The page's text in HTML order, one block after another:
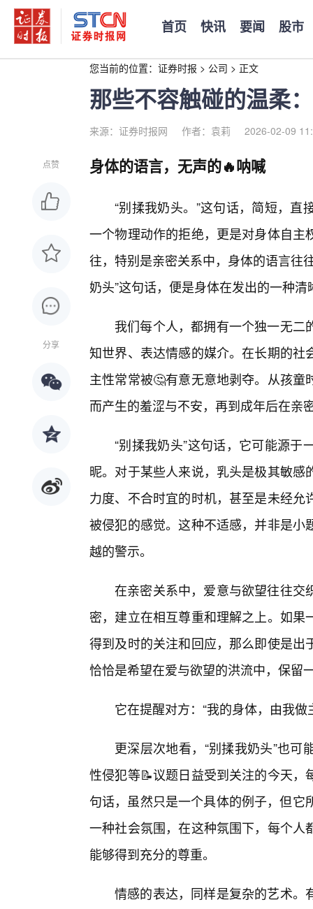
首页 快讯 要闻 股市
您当前的位置： 证券时报 > 公司 > 正文
那些不容触碰的温柔
来源：证券时报网 作者：袁莉 2026-02-09
点赞
分享
身体的语言，无声的🔥呐喊
“别揉我奶头。”这句话，简短，
一个物理动作的拒绝，更是对身体自
往，特别是亲密关系中，身体的语言往
奶头”这句话，便是身体在发出的一种
我们每个人，都拥有一个独一无
知世界、表达情感的媒介。在长期的
主性常常被🤔有意无意地剥夺。从孩
而产生的羞涩与不安，再到成年后在亲
“别揉我奶头”这句话，它可能源
昵。对于某些人来说，乳头是极其敏
力度、不合时宜的时机，甚至是未经
被侵犯的感觉。这种不适感，并非是
越的警示。
在亲密关系中，爱意与欲望往往交
密，建立在相互尊重和理解之上。如
得到及时的关注和回应，那么即使是
恰恰是希望在爱与欲望的洪流中，保留
它在提醒对方：“我的身体，由我
更深层次地看，“别揉我奶头”也
性侵犯等📝议题日益受到关注的今天
句话，虽然只是一个具体的例子，但
一种社会氛围，在这种氛围下，每个
能够得到充分的尊重。
情感的表达，同样是复杂的艺术。